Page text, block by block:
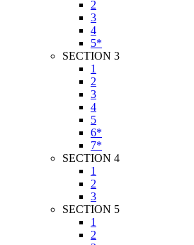
2
3
4
5*
SECTION 3
1
2
3
4
5
6*
7*
SECTION 4
1
2
3
SECTION 5
1
2